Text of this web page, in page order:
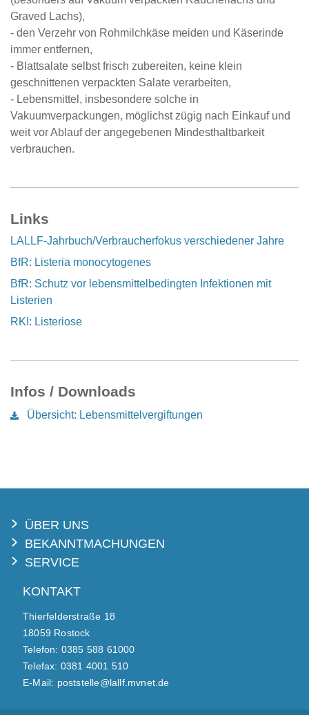
Graved Lachs),
- den Verzehr von Rohmilchkäse meiden und Käserinde
immer entfernen,
- Blattsalate selbst frisch zubereiten, keine klein
geschnittenen verpackten Salate verarbeiten,
- Lebensmittel, insbesondere solche in
Vakuumverpackungen, möglichst zügig nach Einkauf und
weit vor Ablauf der angegebenen Mindesthaltbarkeit
verbrauchen.
Links
LALLF-Jahrbuch/Verbraucherfokus verschiedener Jahre
BfR: Listeria monocytogenes
BfR: Schutz vor lebensmittelbedingten Infektionen mit
Listerien
RKI: Listeriose
Infos / Downloads
Übersicht: Lebensmittelvergiftungen
ÜBER UNS
BEKANNTMACHUNGEN
SERVICE
KONTAKT
Thierfelderstraße 18
18059 Rostock
Telefon: 0385 588 61000
Telefax: 0381 4001 510
E-Mail: poststelle@lallf.mvnet.de